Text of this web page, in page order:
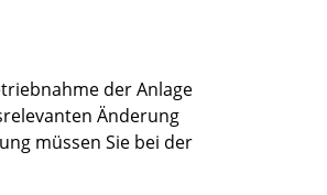
der Anlage
Änderung
müssen Sie bei der